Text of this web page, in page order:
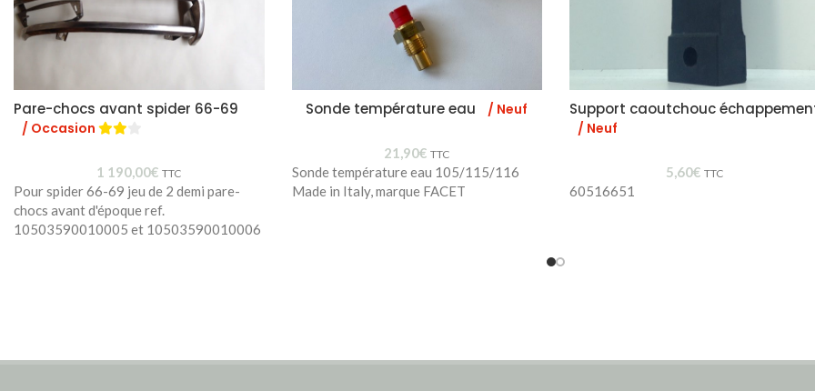
Pare-chocs avant spider 66-69
/ Occasion
1 190,00€ TTC
Pour spider 66-69 jeu de 2 demi pare-
chocs avant d'époque ref.
10503590010005 et 10503590010006
Sonde température eau / Neuf
21,90€ TTC
Sonde température eau 105/115/116
Made in Italy, marque FACET
Support caoutchouc
/ Neuf
5,60€ TTC
60516651